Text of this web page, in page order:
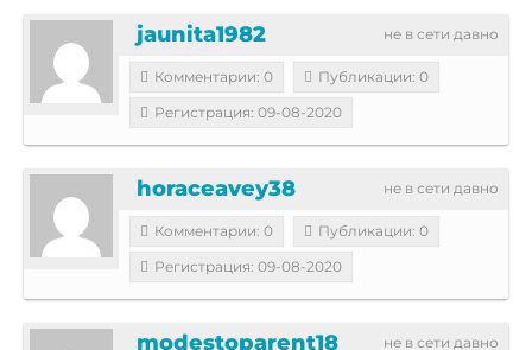
не в сети давно
jaunita1982
Комментарии: 0
Публикации: 0
Регистрация: 09-08-2020
не в сети давно
horaceavey38
Комментарии: 0
Публикации: 0
Регистрация: 09-08-2020
не в сети давно
modestoparent18